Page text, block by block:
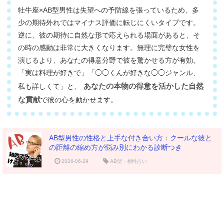
牡牛座×AB型男性は失望への予防線を張っているため、多
少の期待外れではマイナス評価に転じにくいタイプです。
逆に、彼の期待に自然な形で応えられる場面があると、そ
の時の感動は非常に大きくなります。無理に完璧な女性を
演じるより、あなたの得意分野で彼を驚かせる方が有効。
「実は料理が好きで」「◯◯くんが好きな◯◯ジャンル、
私も詳しくて」と、
あなたの本物の得意を活かした自然
な貢献で彼の心を動かせます。
AB型男性の性格と上手な付き合い方：クールな彼と
の距離の縮め方が悩み別にわかる診断つき
2026-06-29 AB型・相性占い